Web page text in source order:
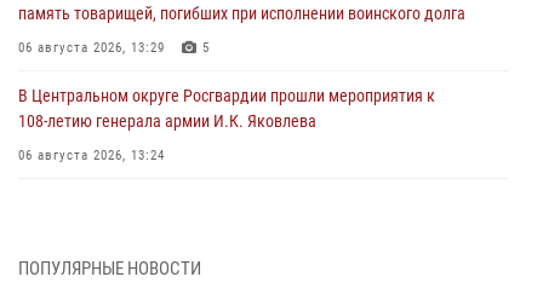
память товарищей, погибших при исполнении воинского долга
06 августа 2026, 13:29 5
В Центральном округе Росгвардии прошли мероприятия к
108‑летию генерала армии И.К. Яковлева
06 августа 2026, 13:24
06 августа 2026, 12:35 1
ПОПУЛЯРНЫЕ НОВОСТИ